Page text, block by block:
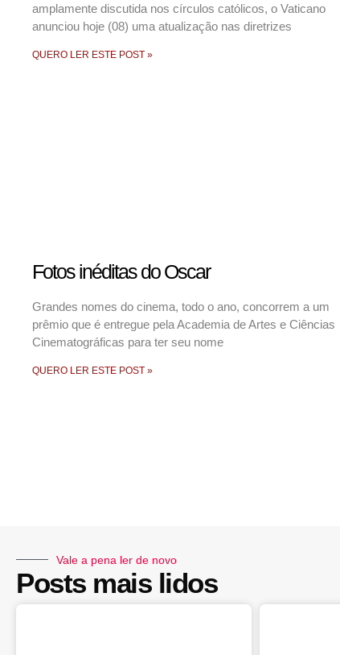
amplamente discutida nos círculos católicos, o Vaticano
anunciou hoje (08) uma atualização nas diretrizes
QUERO LER ESTE POST »
Fotos inéditas do Oscar
Grandes nomes do cinema, todo o ano, concorrem a um
prêmio que é entregue pela Academia de Artes e Ciências
Cinematográficas para ter seu nome
QUERO LER ESTE POST »
Vale a pena ler de novo
Posts mais lidos